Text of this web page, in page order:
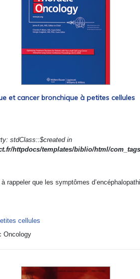
et cancer bronchique à petites cellules
stdClass::$created in
httpdocs/templates/biblio/html/
rappeler que les symptômes
cellules
Oncology